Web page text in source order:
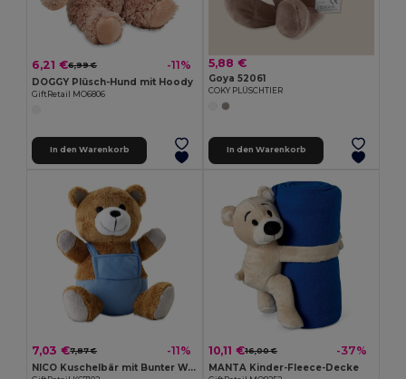
6,21 €6,99 € -11%
DOGGY Plüsch-Hund mit Hoody
GiftRetail MO6806
In den Warenkorb
5,88 €
Goya 52061
COKY PLÜSCHTIER
In den Warenkorb
7,03 €7,87 € -11%
NICO Kuschelbär mit Bunter Werbehose
10,11 €16,00 € -37%
MANTA Kinder-Fleece-Decke